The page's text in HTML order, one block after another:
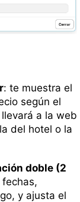
: te muestra el
según el
a la web
del hotel o la
doble (2
y ajusta el